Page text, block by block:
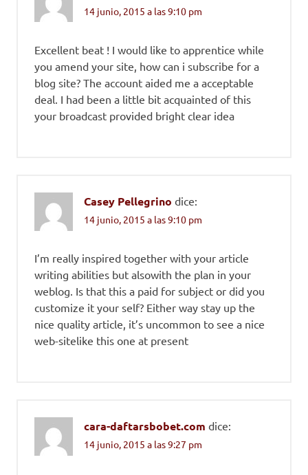
14 junio, 2015 a las 9:10 pm
Excellent beat ! I would like to apprentice while
you amend your site, how can i subscribe for a
blog site? The account aided me a acceptable
deal. I had been a little bit acquainted of this
your broadcast provided bright clear idea
Casey Pellegrino dice:
14 junio, 2015 a las 9:10 pm
I’m really inspired together with your article
writing abilities but alsowith the plan in your
weblog. Is that this a paid for subject or did you
customize it your self? Either way stay up the
nice quality article, it’s uncommon to see a nice
web-sitelike this one at present
cara-daftarsbobet.com dice:
14 junio, 2015 a las 9:27 pm